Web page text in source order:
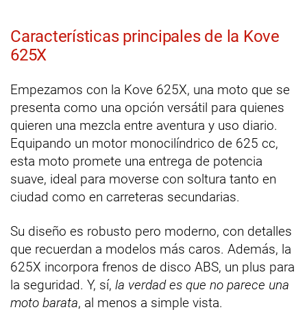
Características principales de la Kove
625X
Empezamos con la Kove 625X, una moto que se
presenta como una opción versátil para quienes
quieren una mezcla entre aventura y uso diario.
Equipando un motor monocilíndrico de 625 cc,
esta moto promete una entrega de potencia
suave, ideal para moverse con soltura tanto en
ciudad como en carreteras secundarias.
Su diseño es robusto pero moderno, con detalles
que recuerdan a modelos más caros. Además, la
625X incorpora frenos de disco ABS, un plus para
la seguridad. Y, sí, la verdad es que no parece una
moto barata, al menos a simple vista.